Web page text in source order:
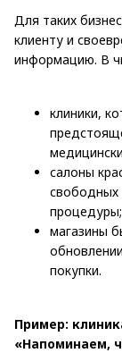
Для таких
клиенту и
информацию. В
клиники,
салоны
свободных
процедуры;
магазины
покупки.
Пример:
«Напоминаем,